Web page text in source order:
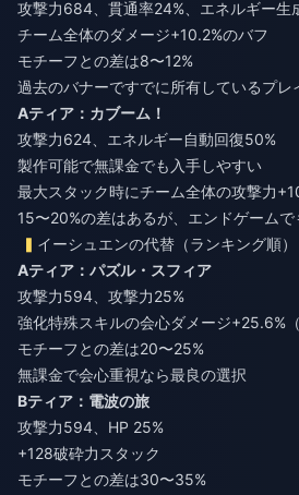
攻撃力684、貫通率24%、エネルギー生
チーム全体のダメージ+10.2%のバフ
モチーフとの差は8〜12%
過去のバナーですでに所有しているプレ
Aティア：カブーム！
攻撃力624、エネルギー自動回復50%
製作可能で無課金でも入手しやすい
最大スタック時にチーム全体の攻撃力
15〜20%の差はあるが、エンドゲームで
イーシュエンの代替（ランキング順）
Aティア：パズル・スフィア
攻撃力594、攻撃力25%
強化特殊スキルの会心ダメージ+25.6%
モチーフとの差は20〜25%
無課金で会心重視なら最良の選択
Bティア：電波の旅
攻撃力594、HP 25%
+128破砕力スタック
モチーフとの差は30〜35%